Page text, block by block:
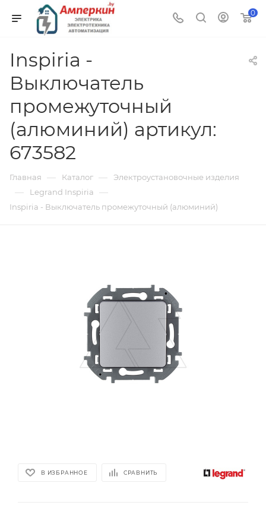
0
Inspiria -
Выключатель
промежуточный
(алюминий) артикул:
673582
Главная — Каталог — Электроустановочные изделия
— Legrand Inspiria —
Inspiria - Выключатель промежуточный (алюминий)
В ИЗБРАННОЕ СРАВНИТЬ